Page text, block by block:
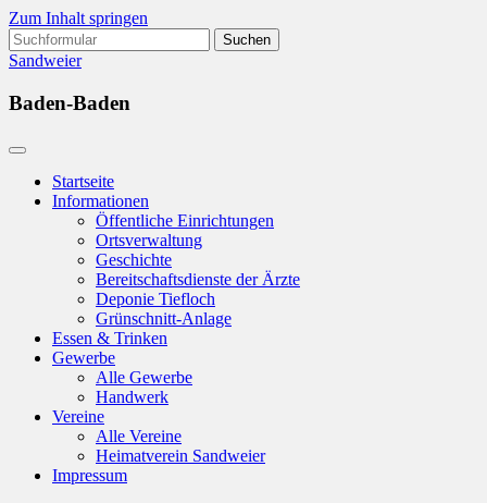
Zum Inhalt springen
Suchen
nach:
Sandweier
Baden-Baden
Startseite
Informationen
Öffentliche Einrichtungen
Ortsverwaltung
Geschichte
Bereitschaftsdienste der Ärzte
Deponie Tiefloch
Grünschnitt-Anlage
Essen & Trinken
Gewerbe
Alle Gewerbe
Handwerk
Vereine
Alle Vereine
Heimatverein Sandweier
Impressum